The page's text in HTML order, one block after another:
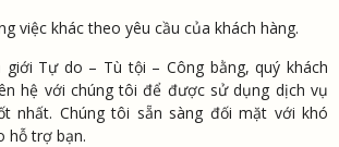
việc khác theo yêu cầu của khách hàng.
giới Tự do – Tù tội – Công bằng, quý khách
hệ với chúng tôi để được sử dụng dịch vụ
nhất. Chúng tôi sẵn sàng đối mặt với khó
hỗ trợ bạn.